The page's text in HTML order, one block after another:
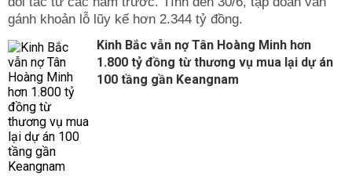
gánh khoản lỗ lũy kế hơn 2.344 tỷ đồng.
Kinh Bắc vẫn nợ Tân Hoàng Minh hơn
1.800 tỷ đồng từ thương vụ mua lại dự án
100 tầng gần Keangnam